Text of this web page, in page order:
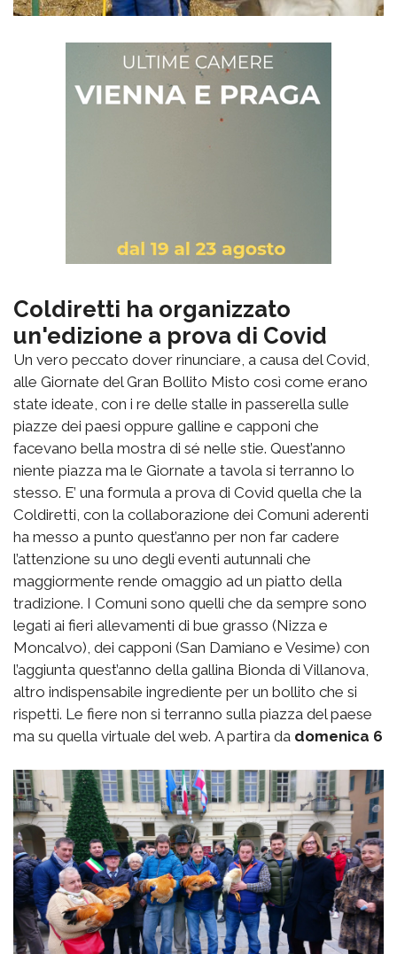
Coldiretti ha organizzato
un'edizione a prova di Covid
Un vero peccato dover rinunciare, a causa del Covid,
alle Giornate del Gran Bollito Misto così come erano
state ideate, con i re delle stalle in passerella sulle
piazze dei paesi oppure galline e capponi che
facevano bella mostra di sé nelle stie. Quest’anno
niente piazza ma le Giornate a tavola si terranno lo
stesso. E’ una formula a prova di Covid quella che la
Coldiretti, con la collaborazione dei Comuni aderenti
ha messo a punto quest’anno per non far cadere
l’attenzione su uno degli eventi autunnali che
maggiormente rende omaggio ad un piatto della
tradizione. I Comuni sono quelli che da sempre sono
legati ai fieri allevamenti di bue grasso (Nizza e
Moncalvo), dei capponi (San Damiano e Vesime) con
l’aggiunta quest’anno della gallina Bionda di Villanova,
altro indispensabile ingrediente per un bollito che si
rispetti. Le fiere non si terranno sulla piazza del paese
ma su quella virtuale del web. A partira da domenica 6